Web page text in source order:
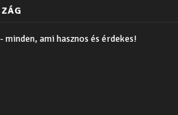
minden, ami hasznos és érdekes!